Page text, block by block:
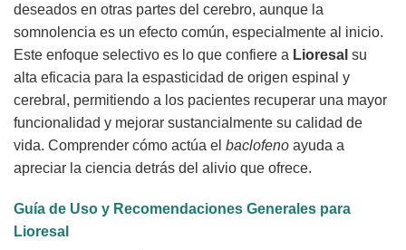
deseados en otras partes del cerebro, aunque la
somnolencia es un efecto común, especialmente al inicio.
Este enfoque selectivo es lo que confiere a Lioresal su
alta eficacia para la espasticidad de origen espinal y
cerebral, permitiendo a los pacientes recuperar una mayor
funcionalidad y mejorar sustancialmente su calidad de
vida. Comprender cómo actúa el baclofeno ayuda a
apreciar la ciencia detrás del alivio que ofrece.
Guía de Uso y Recomendaciones Generales para
Lioresal